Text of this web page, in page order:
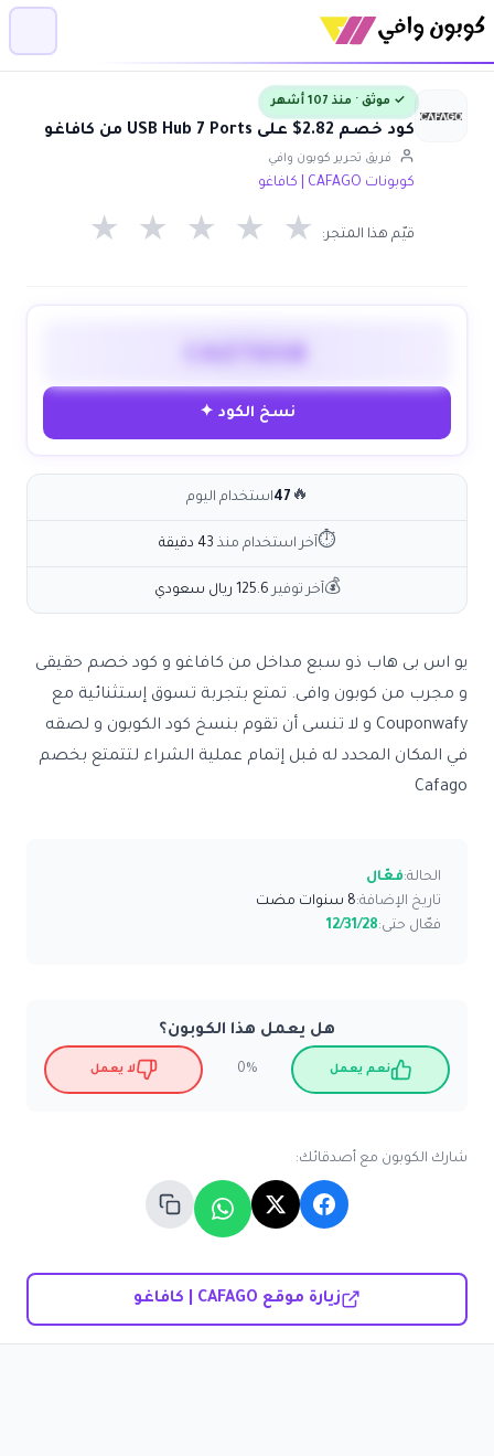
✓ موثق · منذ 107 أشهر
كود خصم 2.82$ على USB Hub 7 Ports من كافاغو
فريق تحرير كوبون وافي
كوبونات CAFAGO | كافاغو
قيّم هذا المتجر: ★ ★ ★ ★ ★
نسخ الكود ✦
🔥
47استخدام اليوم
⏱آخر استخدام منذ 43 دقيقة
💰آخر توفير 125.6 ريال سعودي
يو اس بى هاب ذو سبع مداخل من كافاغو و كود خصم حقيقى
و مجرب من كوبون وافى. تمتع بتجربة تسوق إستثنائية مع
Couponwafy و لا تنسى أن تقوم بنسخ كود الكوبون و لصقه
في المكان المحدد له قبل إتمام عملية الشراء لتتمتع بخصم
Cafago
الحالة:فعّال
تاريخ الإضافة:8 سنوات مضت
فعّال حتى:12/31/28
هل يعمل هذا الكوبون؟
نعم يعمل 0% لا يعمل
شارك الكوبون مع أصدقائك:
زيارة موقع CAFAGO | كافاغو